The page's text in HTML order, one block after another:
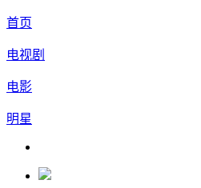
首页
电视剧
电影
明星